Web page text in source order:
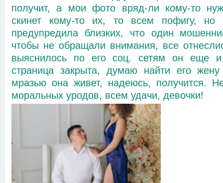
получит, а мои фото вряд-ли кому-то
скинет кому-то их, то всем пофигу, но
предупредила близких, что один
чтобы не обращали внимания, все
выяснилось по его соц. сетям он еще
страница закрыта, думаю найти его
мразью она живет, надеюсь, получится.
моральных уродов, всем удачи, девочки!